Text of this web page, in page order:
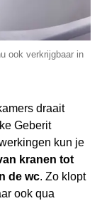
ook verkrijgbaar in
draait
Geberit
kun je
kranen tot
de wc. Zo klopt
ook qua